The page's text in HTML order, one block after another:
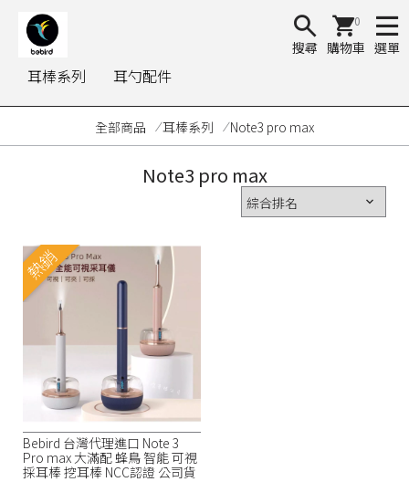
0
購物車
搜尋 選單
耳棒系列 耳勺配件
全部商品 耳棒系列 Note3 pro max
Note3 pro max
熱銷
Bebird 台灣代理進口 Note 3
Pro max 大滿配 蜂鳥 智能 可視
採耳棒 挖耳棒 NCC認證 公司貨